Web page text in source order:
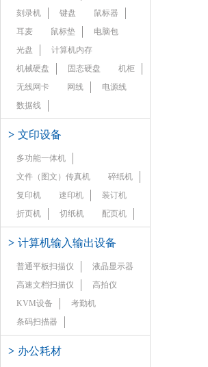
刻录机
键盘
鼠标器
耳麦
鼠标垫
电脑包
光盘
计算机内存
机械硬盘
固态硬盘
机柜
无线网卡
网线
电源线
数据线
> 文印设备
多功能一体机
文件（图文）传真机
碎纸机
复印机
速印机
装订机
折页机
切纸机 配页机
> 计算机输入输出设备
普通平板扫描仪
液晶显示器
高速文档扫描仪
高拍仪
KVM设备
考勤机
条码扫描器
> 办公耗材